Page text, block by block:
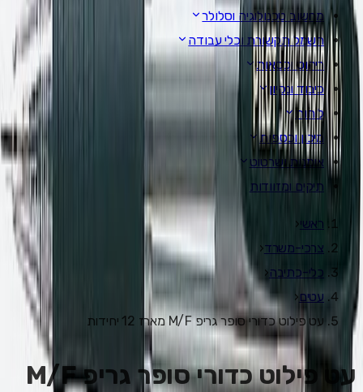
מחשוב טכנולוגיה וסלולר
חשמל תקשורת וכלי עבודה
ריהוט וכסאות
כיבוד ונקיון
לוחות
מיכון וכספות
אומנות ושרטוט
תיקים ומזוודות
ראשי‹
צרכי-משרד‹
כלי-כתיבה‹
עטים‹
עט פילוט כדורי סופר גריפ M/F מארז 12 יחידות
עט פילוט כדורי סופר גריפ M/F